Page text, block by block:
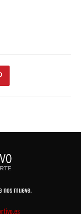
nos mueve.